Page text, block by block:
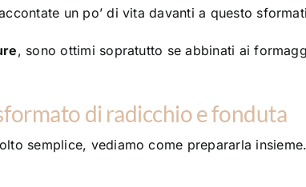
un po’ di vita davanti a questo
, sono ottimi sopratutto se abbinati ai
di radicchio e fonduta
semplice, vediamo come prepararla insieme.